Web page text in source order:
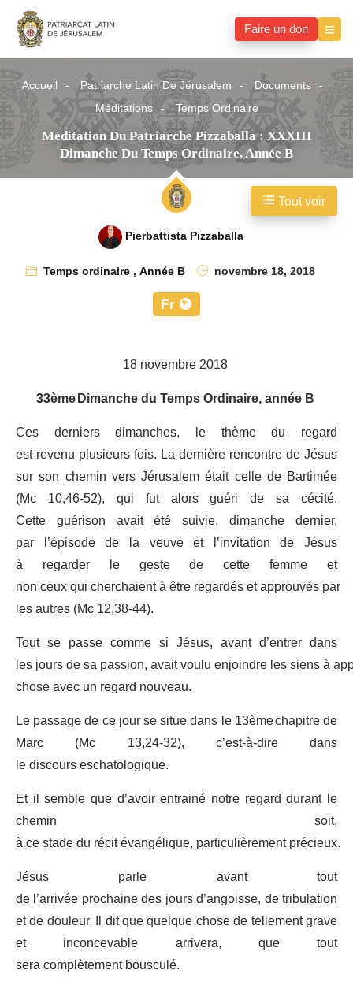
Faire un don
Accueil Patriarche Latin De Jérusalem
Documents
Méditations
Temps Ordinaire
Méditation Du Patriarche Pizzaballa : XXXIII
Dimanche Du Temps Ordinaire, Année B
Pierbattista Pizzaballa
Temps ordinaire,Année B novembre 18, 2018
Fr
18 novembre 2018
33èmeDimanche du Temps Ordinaire, année B
Ces derniers dimanches, le thème du regard
est revenu plusieurs fois. La dernière rencontre de Jésus
sur son chemin vers Jérusalem était celle de Bartimée
(Mc 10,46-52), qui fut alors guéri de sa cécité.
Cette guérison avait été suivie, dimanche dernier,
par l’épisode de la veuve et l’invitation de Jésus
à regarder le geste de cette femme et
non ceux qui cherchaient à être regardés et approuvés par
les autres (Mc 12,38-44).
Tout se passe comme si Jésus, avant d’entrer dans
les jours de sa passion, avait voulu enjoindre les siens à
chose avec un regard nouveau.
Le passage de ce jour se situe dans le 13èmechapitre de
Marc (Mc 13,24-32), c’est-à-dire dans
le discours eschatologique.
Et il semble que d’avoir entrainé notre regard durant le
chemin soit,
à ce stade du récit évangélique, particulièrement précieux.
Jésus parle avant tout
de l’arrivée prochaine des jours d’angoisse, de tribulation
et de douleur. Il dit que quelque chose de tellement grave
et inconcevable arrivera, que tout
sera complètement bousculé.
Tout voir